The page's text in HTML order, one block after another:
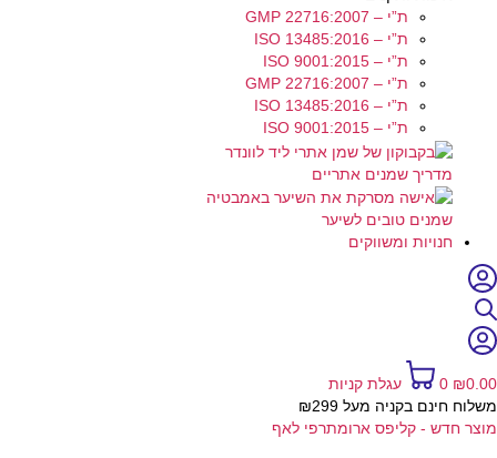
ת”י – GMP 22716:2007
ת”י – ISO 13485:2016
ת”י – ISO 9001:2015
ת”י – GMP 22716:2007
ת”י – ISO 13485:2016
ת”י – ISO 9001:2015
מדריך שמנים אתריים
שמנים טובים לשיער
חנויות ומשווקים
₪0.00
0
עגלת קניות
משלוח חינם בקניה מעל ₪299
מוצר חדש - קליפס ארומתרפי לאף